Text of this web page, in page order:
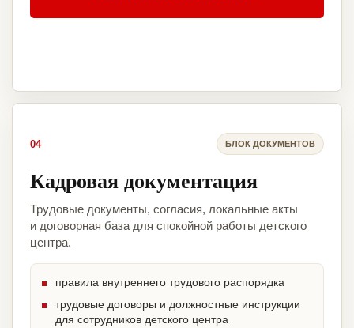
04 БЛОК ДОКУМЕНТОВ
Кадровая документация
Трудовые документы, согласия, локальные акты
и договорная база для спокойной работы детского
центра.
правила внутреннего трудового распорядка
трудовые договоры и должностные инструкции
для сотрудников детского центра